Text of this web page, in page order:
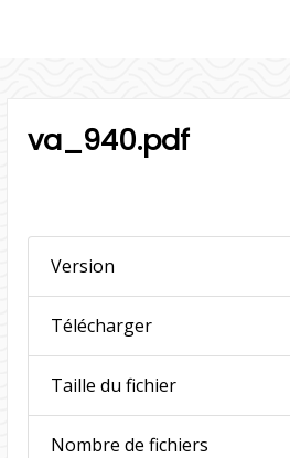
va_940.pdf
Version
Télécharger
Taille du fichier
Nombre de fichiers